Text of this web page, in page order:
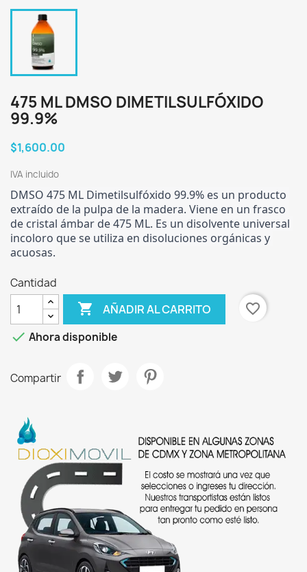
475 ML DMSO DIMETILSULFÓXIDO
99.9%
$1,600.00
IVA incluido
extraído de la pulpa de la madera. Viene en un frasco
de cristal ámbar de 475 ML. Es un disolvente universal
incoloro que se utiliza en disoluciones orgánicas y
acuosas.
Cantidad
 AÑADIR AL CARRITO
favorite_border
 Ahora disponible
Compartir